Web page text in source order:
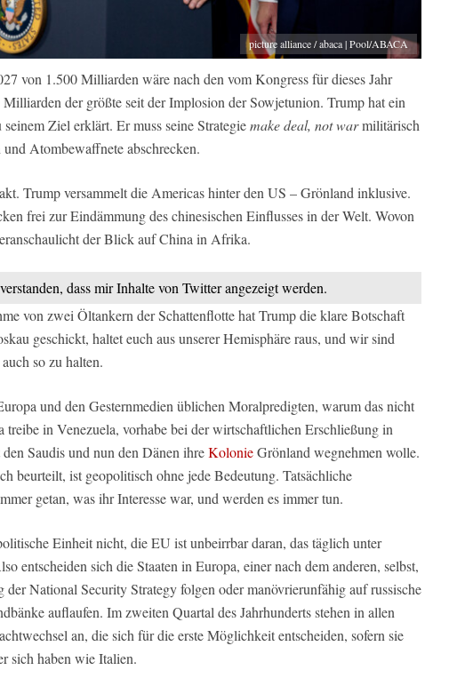
picture alliance / abaca | Pool/ABACA
von 1.500 Milliarden wäre nach den vom Kongress für dieses Jahr
Milliarden der größte seit der Implosion der Sowjetunion. Trump hat ein
Ziel erklärt. Er muss seine Strategiemake deal, not warmilitärisch
Atombewaffnete abschrecken.
Trump versammelt die Americas hinter den US – Grönland inklusive.
frei zur Eindämmung des chinesischen Einflusses in der Welt. Wovon
der Blick auf China in Afrika.
dass mir Inhalte von Twitter angezeigt werden.
von zwei Öltankern der Schattenflotte hat Trump die klare Botschaft
geschickt, haltet euch aus unserer Hemisphäre raus, und wir sind
so zu halten.
und den Gesternmedien üblichen Moralpredigten, warum das nicht
treibe in Venezuela, vorhabe bei der wirtschaftlichen Erschließung in
Saudis und nun den Dänen ihreKolonieGrönland wegnehmen wolle.
beurteilt, ist geopolitisch ohne jede Bedeutung. Tatsächliche
getan, was ihr Interesse war, und werden es immer tun.
Einheit nicht, die EU ist unbeirrbar daran, das täglich unter
entscheiden sich die Staaten in Europa, einer nach dem anderen, selbst,
der National Security Strategy folgen oder manövrierunfähig auf russische
auflaufen. Im zweiten Quartal des Jahrhunderts stehen in allen
an, die sich für die erste Möglichkeit entscheiden, sofern sie
sich haben wie Italien.